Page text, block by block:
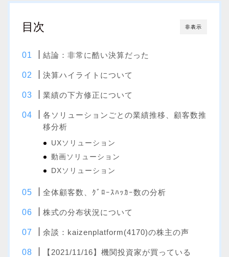
非表示
目次
結論：非常に酷い決算だった
決算ハイライトについて
業績の下方修正について
各ソリューションごとの業績推移、顧客数推
移分析
UXソリューション
動画ソリューション
DXソリューション
全体顧客数、ｸﾞﾛｰｽﾊｯｶｰ数の分析
株式の分布状況について
余談：kaizenplatform(4170)の株主の声
【2021/11/16】機関投資家が買っている